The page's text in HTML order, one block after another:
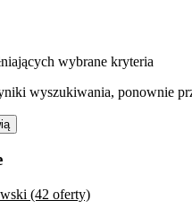
wybrane kryteria
wyszukiwania, ponownie
(42 oferty)